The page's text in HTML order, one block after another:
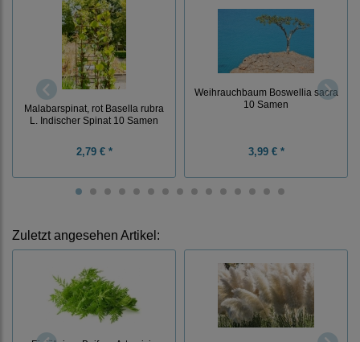
Malabarspinat, rot Basella rubra
L. Indischer Spinat 10 Samen
2,79 € *
Weihrauchbaum Boswellia sacra
10 Samen
3,99 € *
Zuletzt angesehen Artikel: